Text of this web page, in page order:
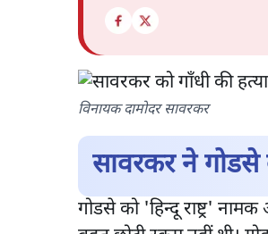
विनायक दामोदर सावरकर
सावरकर ने
गोडसे को 'हिन्दू राष्ट्र'